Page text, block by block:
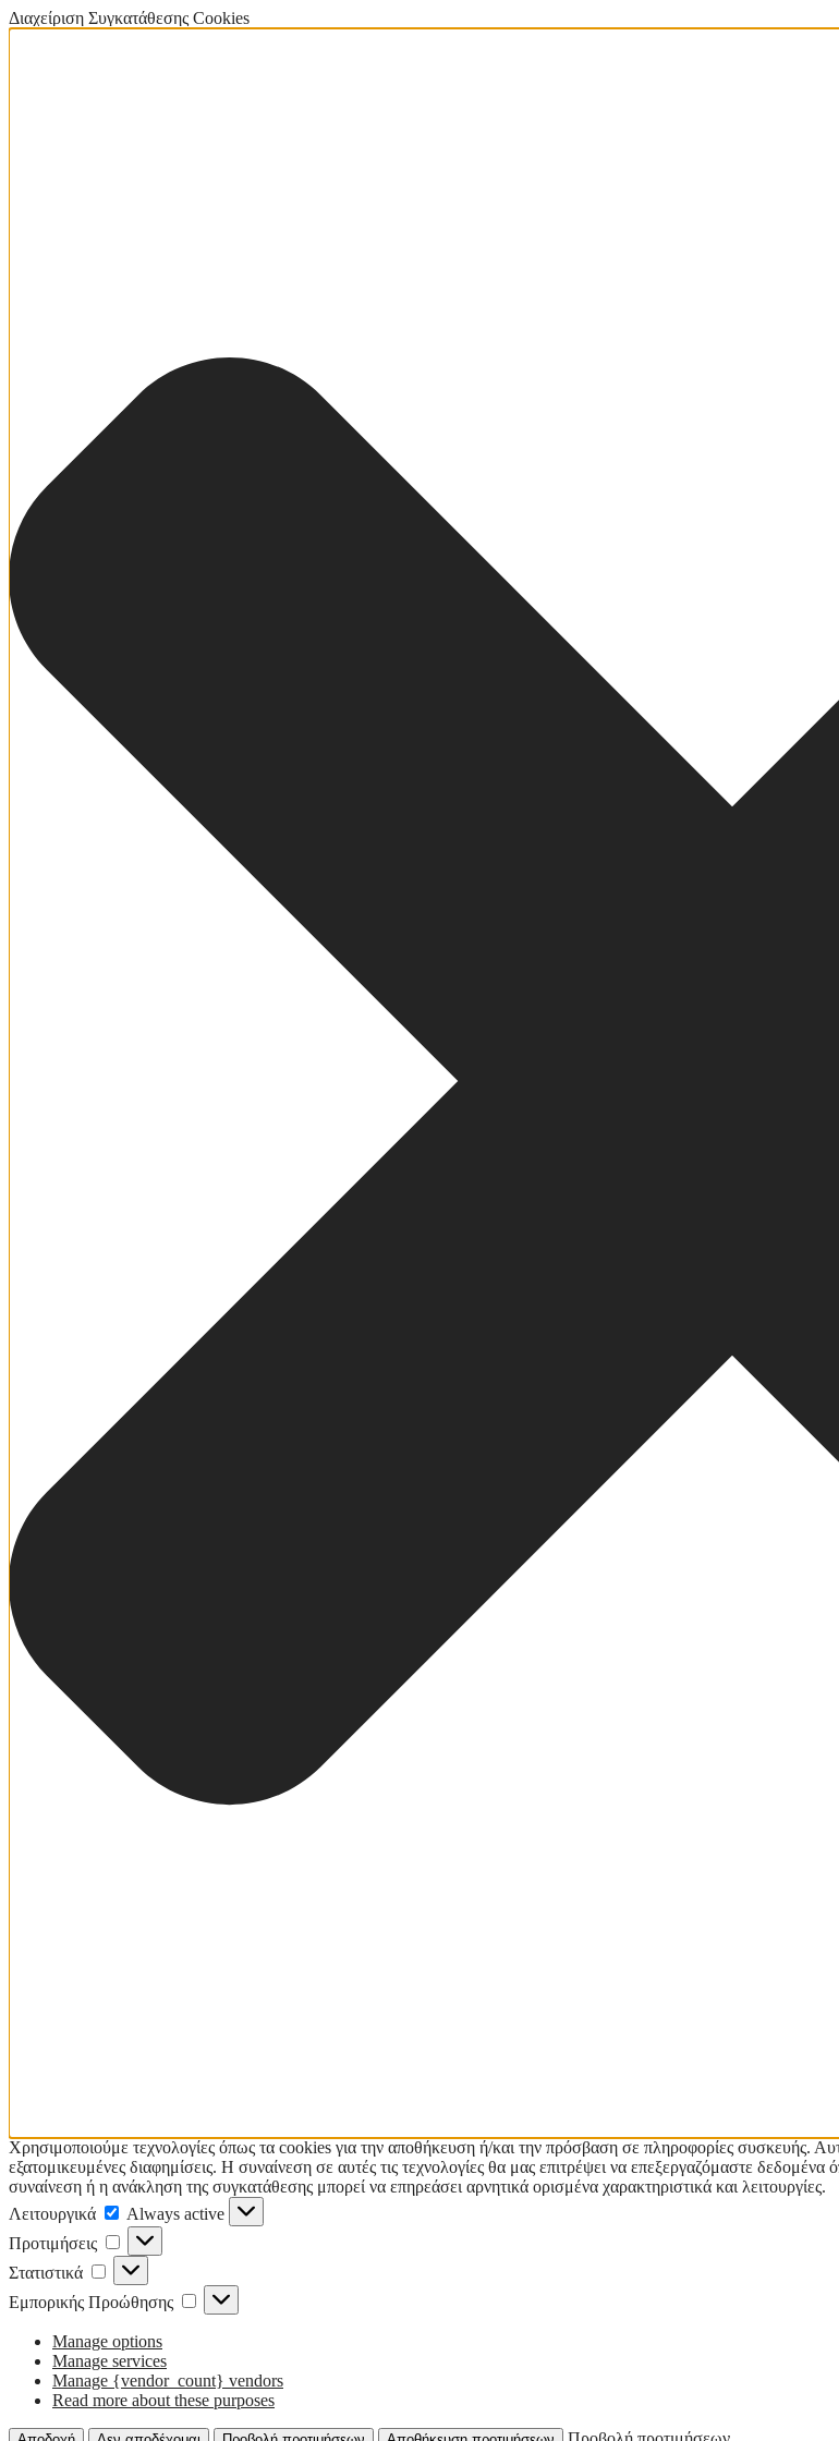
Διαχείριση Συγκατάθεσης Cookies
Χρησιμοποιούμε τεχνολογίες όπως τα cookies για την αποθήκευση ή/και την πρόσβαση σε πληροφορίες συσκευής.
εξατομικευμένες διαφημίσεις. Η συναίνεση σε αυτές τις τεχνολογίες θα μας επιτρέψει να επεξεργαζόμαστε
συναίνεση ή η ανάκληση της συγκατάθεσης μπορεί να επηρεάσει αρνητικά ορισμένα χαρακτηριστικά και λειτουργίες.
Λειτουργικά
Λειτουργικά
Always active
Προτιμήσεις
Προτιμήσεις
Στατιστικά Στατιστικά
Εμπορικής Προώθησης
Εμπορικής
Προώθησης
Manage options
Manage services
Manage {vendor_count} vendors
Read more about these purposes